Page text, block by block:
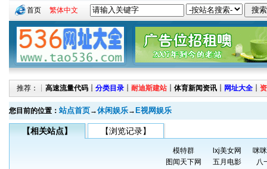
首页 繁体中文
推荐：┊ 高速流量代码 ┊ 分类目录 ┊ 耐迪斯建站 ┊ 体育新闻资讯 ┊ 网址大全 ┊
您目前的位置： 站点首页→休闲娱乐→ E视网娱乐
【相关站点】 【浏览记录】
模特群 lxj美女网
咪
图闻天下网
五月电影
八